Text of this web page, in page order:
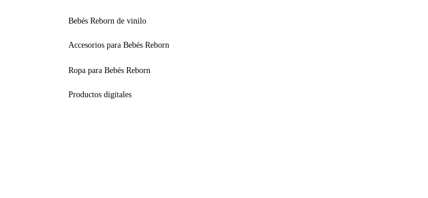
Bebés Reborn de vinilo
Accesorios para Bebés Reborn
Productos digitales
Ropa para Bebés Reborn